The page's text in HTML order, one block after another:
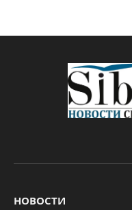
площадь в
области
03.04.2023
составляла 2,36